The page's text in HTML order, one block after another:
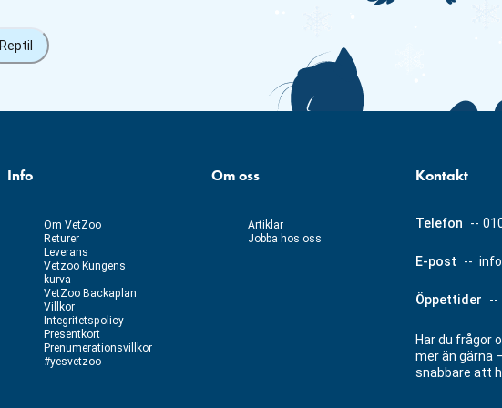
Reptil
Info
Om VetZoo
Returer
Leverans
Vetzoo Kungens
kurva
VetZoo Backaplan
Villkor
Integritetspolicy
Presentkort
Prenumerationsvillkor
#yesvetzoo
Om oss
Artiklar
Jobba hos oss
Kontakt
Telefon --
E-post --
Öppettider --
Har du frågor
mer än gärna
snabbare att